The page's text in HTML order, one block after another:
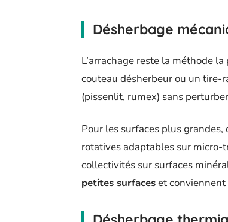
Désherbage
L’arrachage reste la méthode
couteau désherbeur ou un tire-
(pissenlit, rumex) sans
Pour les surfaces plus
rotatives adaptables sur micro-
collectivités sur surfaces
petites surfaceset